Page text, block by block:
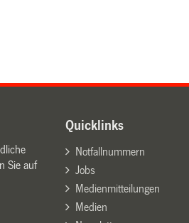
Sie auf
Quicklinks
Notfallnummern
Jobs
Medienmitteilungen
Medien